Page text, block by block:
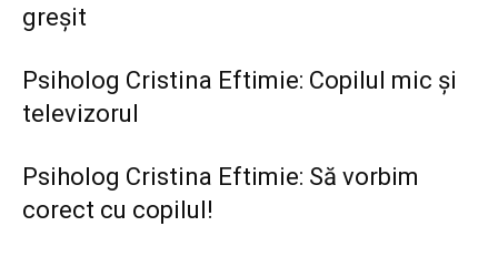
greșit
Psiholog Cristina Eftimie: Copilul mic și
televizorul
Psiholog Cristina Eftimie: Să vorbim
corect cu copilul!